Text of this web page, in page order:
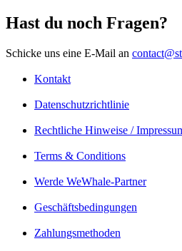
Hast du noch Fragen?
Schicke uns eine E-Mail an
Kontakt
Datenschutzrichtlinie
Rechtliche Hinweise /
Terms & Conditions
Werde WeWhale-Partner
Geschäftsbedingungen
Zahlungsmethoden